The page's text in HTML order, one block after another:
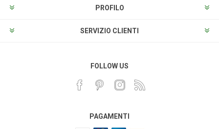
PROFILO
SERVIZIO CLIENTI
FOLLOW US
PAGAMENTI